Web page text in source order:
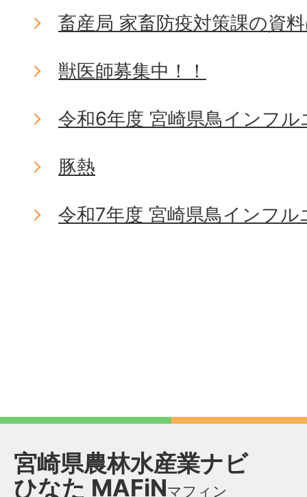
畜産局 家畜防疫対策課の資
獣医師募集中！！
令和6年度 宮崎県鳥インフ
豚熱
令和7年度 宮崎県鳥インフ
宮崎県農林水産業ナビ
ひなた MAFiNマフィン